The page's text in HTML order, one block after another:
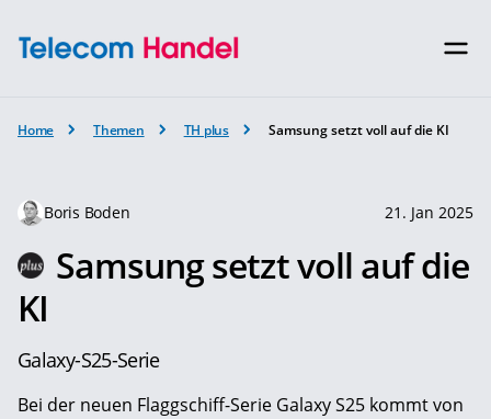
Home Themen TH plus Samsung setzt voll auf die KI
Boris Boden 21. Jan 2025
Samsung setzt voll auf die
KI
Galaxy-S25-Serie
Bei der neuen Flaggschiff-Serie Galaxy S25 kommt von